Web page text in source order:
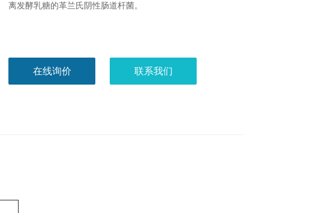
离发酵乳糖的革兰氏阴性肠道杆菌。
在线询价 联系我们